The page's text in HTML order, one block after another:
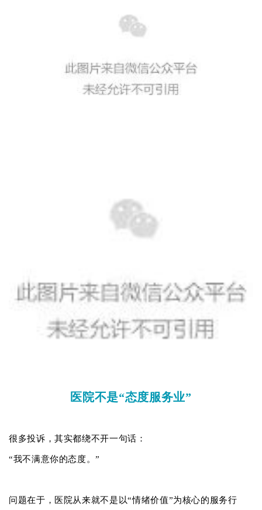
医院不是“态度服务业”
很多投诉，其实都绕不开一句话：
“我不满意你的态度。”
问题在于，医院从来就不是以“情绪价值”为核心的服务行